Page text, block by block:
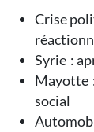
Crise
Syrie :
Mayotte
social